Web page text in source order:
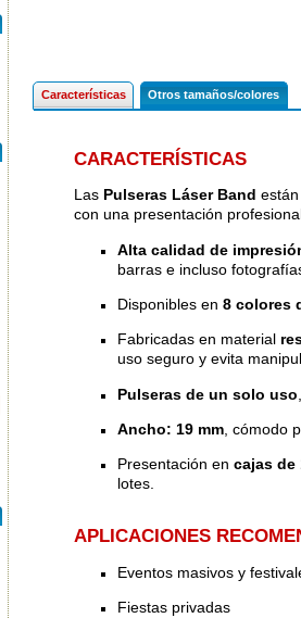
Características Otros tamaños/colores
CARACTERÍSTICAS
Las Pulseras Láser Band
con una presentación
Alta calidad de
barras e incluso
Disponibles en 8 colores
Fabricadas en material
uso seguro y evita
Pulseras de un solo uso
Ancho: 19 mm, cómodo
Presentación en cajas de
lotes.
APLICACIONES
Eventos masivos y
Fiestas privadas